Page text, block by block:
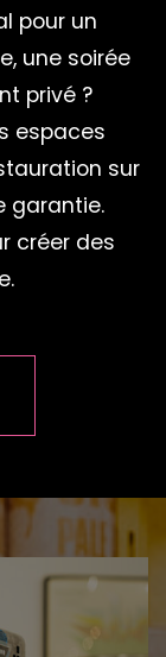
pour un
une soirée
privé ?
espaces
sur
garantie.
créer des